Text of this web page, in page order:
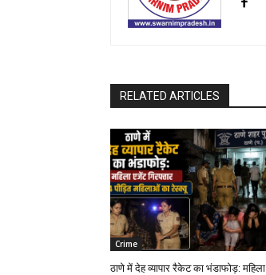
RELATED ARTICLES
Crime
ठाणे में देह व्यापार रैकेट का भंडाफोड़: महिला